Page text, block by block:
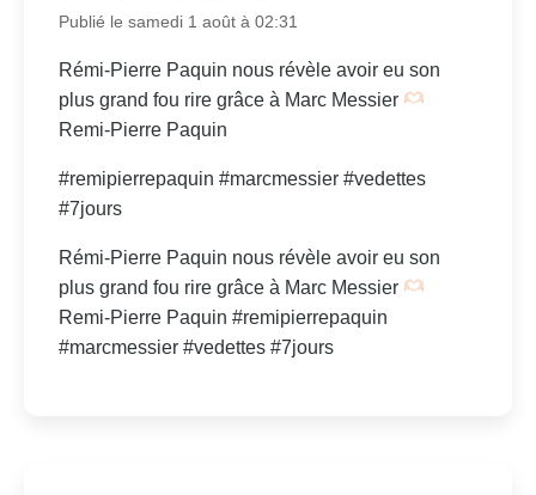
Publié le samedi 1 août à 02:31
Rémi-Pierre Paquin nous révèle avoir eu son
plus grand fou rire grâce à Marc Messier
Remi-Pierre Paquin
#remipierrepaquin #marcmessier #vedettes
#7jours
Rémi-Pierre Paquin nous révèle avoir eu son
plus grand fou rire grâce à Marc Messier
Remi-Pierre Paquin #remipierrepaquin
#marcmessier #vedettes #7jours